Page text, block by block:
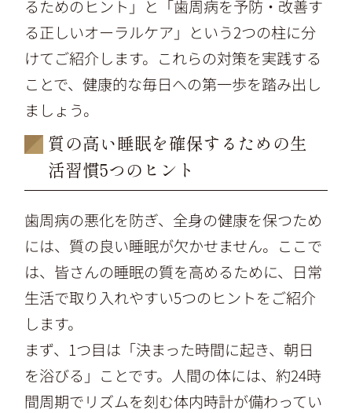
るためのヒント」と「歯周病を予防・改善す
る正しいオーラルケア」という2つの柱に分
けてご紹介します。これらの対策を実践する
ことで、健康的な毎日への第一歩を踏み出し
ましょう。
質の高い睡眠を確保するための生
活習慣5つのヒント
歯周病の悪化を防ぎ、全身の健康を保つため
には、質の良い睡眠が欠かせません。ここで
は、皆さんの睡眠の質を高めるために、日常
生活で取り入れやすい5つのヒントをご紹介
します。
まず、1つ目は「決まった時間に起き、朝日
を浴びる」ことです。人間の体には、約24時
間周期でリズムを刻む体内時計が備わってい